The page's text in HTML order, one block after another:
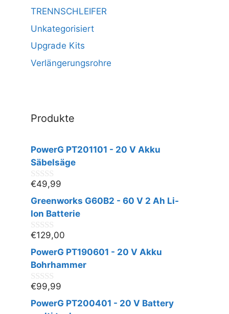
TRENNSCHLEIFER
Unkategorisiert
Upgrade Kits
Verlängerungsrohre
Produkte
PowerG PT201101 - 20 V Akku
Säbelsäge
0
v
o
n
€49,99
Greenworks G60B2 - 60 V 2 Ah Li-
Ion Batterie
0
v
o
n
€129,00
PowerG PT190601 - 20 V Akku
Bohrhammer
0
v
o
€99,99
PowerG PT200401 - 20 V Battery